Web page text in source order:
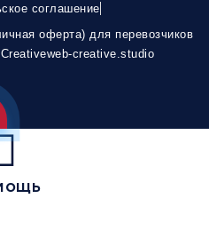
соглашение
оферта) для перевозчиков
web-creative.studio